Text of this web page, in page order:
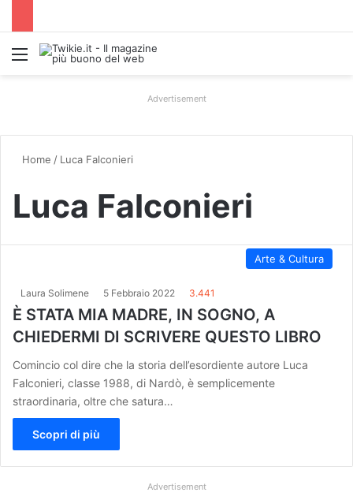
Menu
Advertisement
Home / Luca Falconieri
Luca Falconieri
Arte & Cultura
Laura Solimene 5 Febbraio 2022 3.441
È STATA MIA MADRE, IN SOGNO, A
CHIEDERMI DI SCRIVERE QUESTO LIBRO
Comincio col dire che la storia dell’esordiente autore Luca
Falconieri, classe 1988, di Nardò, è semplicemente
straordinaria, oltre che satura…
Scopri di più
Advertisement